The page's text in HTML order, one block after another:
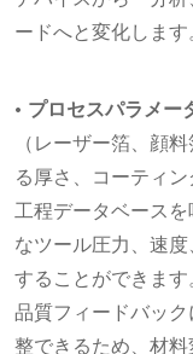
ードへと変化します
• プロセスパラメー
（レーザー箔、顔
る厚さ、コーティ
工程データベース
なツール圧力、速
することができま
品質フィードバッ
整できるため、材